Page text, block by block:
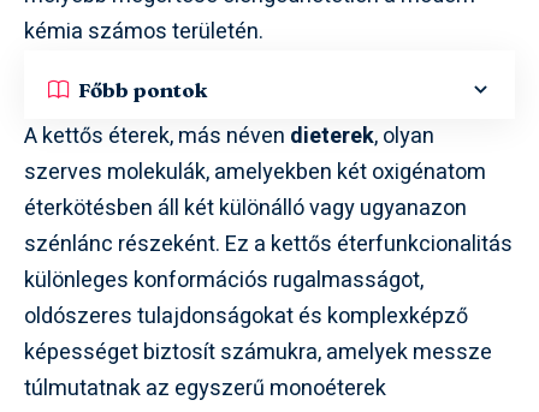
kémia számos területén.
Főbb pontok
A kettős éterek, más néven dieterek, olyan
szerves molekulák, amelyekben két oxigénatom
éterkötésben áll két különálló vagy ugyanazon
szénlánc részeként. Ez a kettős éterfunkcionalitás
különleges konformációs rugalmasságot,
oldószeres tulajdonságokat és komplexképző
képességet biztosít számukra, amelyek messze
túlmutatnak az egyszerű monoéterek